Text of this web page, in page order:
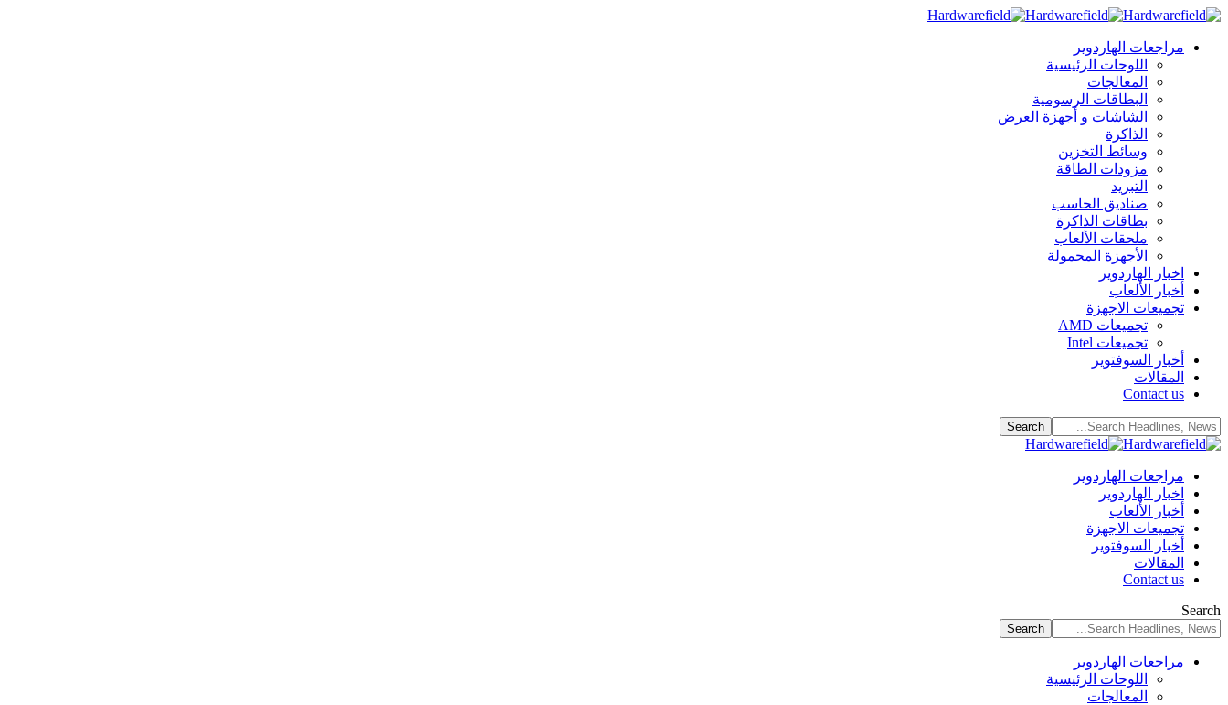
مراجعات الهاردوير
اللوحات الرئيسية
المعالجات
البطاقات الرسومية
الشاشات و أجهزة العرض
الذاكرة
وسائط التخزين
مزودات الطاقة
التبريد
صناديق الحاسب
بطاقات الذاكرة
ملحقات الألعاب
الأجهزة المحمولة
اخبار الهاردوير
أخبار الألعاب
تجميعات الاجهزة
تجميعات AMD
تجميعات Intel
أخبار السوفتوير
المقالات
Contact us
مراجعات الهاردوير
اخبار الهاردوير
أخبار الألعاب
تجميعات الاجهزة
أخبار السوفتوير
المقالات
Contact us
Search
مراجعات الهاردوير
اللوحات الرئيسية
المعالجات